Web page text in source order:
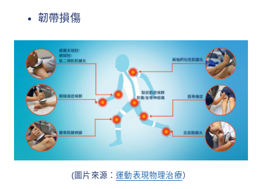
韌帶損傷
(圖片來源：運動表現物理治療）